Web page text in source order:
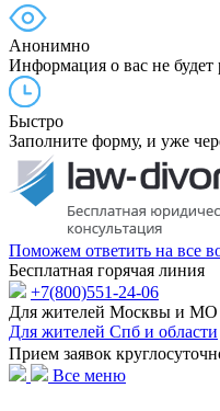
Анонимно
Информация о вас не будет
Быстро
Заполните форму, и уже
Поможем ответить на все
Бесплатная горячая линия
+7(800)551-24-06
Для жителей Москвы и МО
Для жителей Спб и области
Прием заявок
Все меню